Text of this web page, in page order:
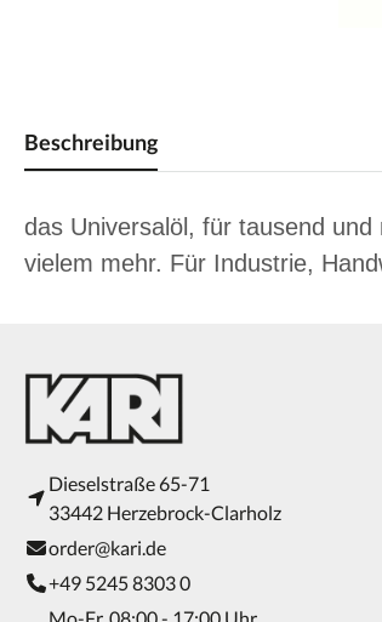
Beschreibung
das Universalöl, für tausend
vielem mehr. Für Industrie,
Dieselstraße 65-71
33442 Herzebrock-Clarholz
order@kari.de
+49 5245 8303 0
Mo-Fr, 08:00 - 17:00 Uhr